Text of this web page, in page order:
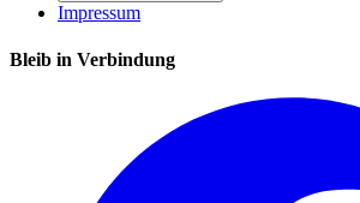
Impressum
Bleib in Verbindung